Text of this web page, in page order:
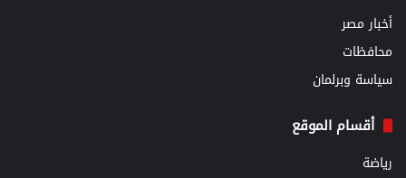
أخبار مصر
محافظات
سياسة وبرلمان
أقسام الموقع
رياضة